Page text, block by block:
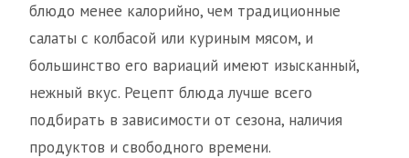
блюдо менее калорийно, чем традиционные
салаты с колбасой или куриным мясом, и
большинство его вариаций имеют изысканный,
нежный вкус. Рецепт блюда лучше всего
подбирать в зависимости от сезона, наличия
продуктов и свободного времени.